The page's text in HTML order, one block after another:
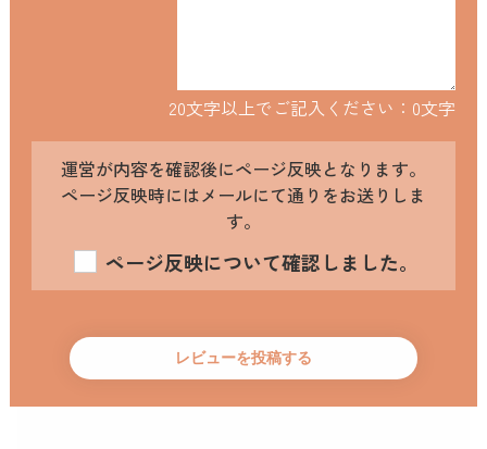
20文字以上でご記入ください： 0文字
運営が内容を確認後にページ反映となります。
ページ反映時にはメールにて通りをお送りしま
す。
ページ反映について確認しました。